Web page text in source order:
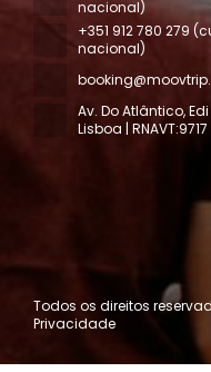
nacional)
+351 912 780 279
nacional)
Av. Do Atlântico,
Lisboa | RNAVT:9717
Todos os direitos
Privacidade